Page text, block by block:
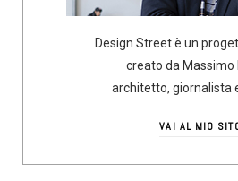
Design Street è un
creato da Massimo
architetto, giornalista
VAI AL MIO